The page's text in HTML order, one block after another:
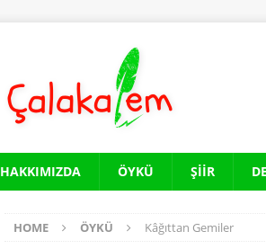
HAKKIMIZDA ÖYKÜ ŞIIR
HOME ÖYKÜ Kâğıttan Gemiler